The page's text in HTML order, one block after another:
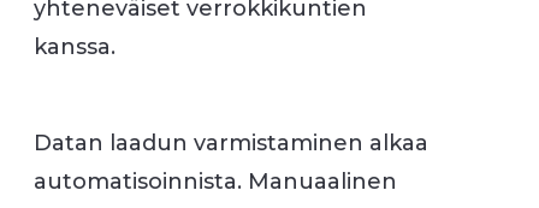
yhteneväiset verrokkikuntien
kanssa.
Datan laadun varmistaminen alkaa
automatisoinnista. Manuaalinen